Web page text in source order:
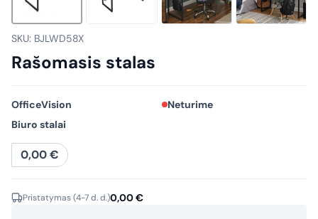
SKU: BJLWD58X
Rašomasis stalas
OfficeVision
Neturime
Biuro stalai
0,00€
Pristatymas (4-7 d. d.)0,00€